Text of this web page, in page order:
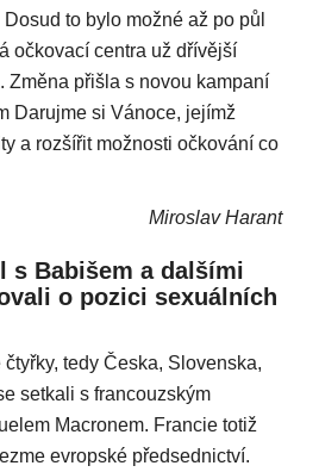
to bylo možné až po půl
očkovací centra už dřívější
Změna přišla s novou kampaní
Darujme si Vánoce, jejímž
a rozšířit možnosti očkování co
Miroslav Harant
s Babišem a dalšími
o pozici sexuálních
tedy Česka, Slovenska,
setkali s francouzským
Macronem. Francie totiž
evropské předsednictví.